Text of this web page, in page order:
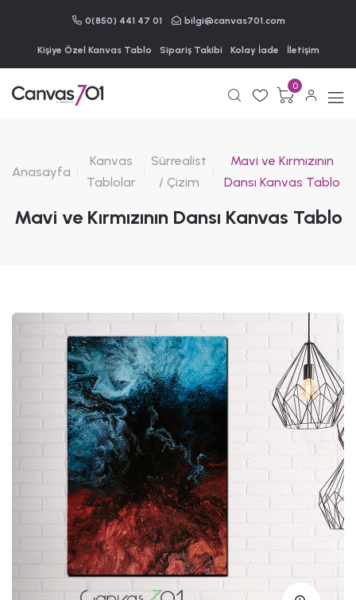
0(850) 441 47 01 bilgi@canvas701.com
Kişiye Özel Kanvas Tablo Sipariş Takibi Kolay İade İletişim
0
Anasayfa
Kanvas
Tablolar
Sürrealist
/ Çizim
Mavi ve Kırmızının
Dansı Kanvas Tablo
Mavi ve Kırmızının Dansı Kanvas Tablo